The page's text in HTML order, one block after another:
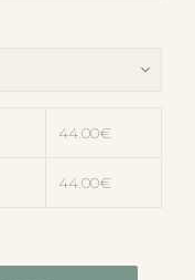
44.00€
44.00€